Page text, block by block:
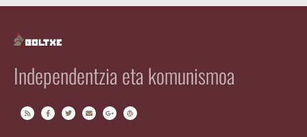
Independentzia eta komunismoa